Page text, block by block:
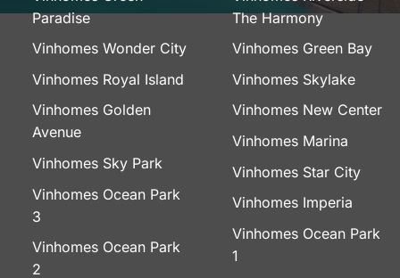
Paradise
Vinhomes Wonder City
Vinhomes Royal Island
Vinhomes Golden
Avenue
Vinhomes Sky Park
Vinhomes Ocean Park
3
Vinhomes Ocean Park
2
The Harmony
Vinhomes Green Bay
Vinhomes Skylake
Vinhomes New Center
Vinhomes Marina
Vinhomes Star City
Vinhomes Imperia
Vinhomes Ocean Park
1